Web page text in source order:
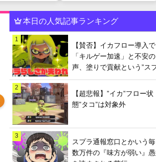
本日の人気記事ランキング
1
【賛否】イカフロー導入で
「キルゲー加速」と不安の
声、塗りで貢献という”ス
らしさ”は失われてしまう
2
【超悲報】”イカ”フロー状
態”タコ”は対象外
3
スプラ通報窓口とかいう毎
数万件の『味方が弱い』